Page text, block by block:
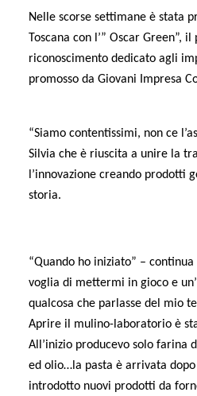
Nelle scorse settimane è stata
Toscana con l’” Oscar Green”,
riconoscimento dedicato agli
promosso da Giovani Impresa
“Siamo contentissimi, non ce
Silvia che è riuscita a unire la
l’innovazione creando prodotti
storia.
“Quando ho iniziato” –
voglia di mettermi in gioco e
qualcosa che parlasse del mio
Aprire il mulino-laboratorio è
All’inizio producevo solo farina
ed olio…la pasta è arrivata
introdotto nuovi prodotti da